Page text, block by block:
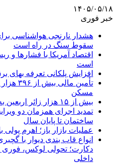
۱۴۰۵/۰۵/۱۸
خبر فوری
سقوط سنگ در راه است
اقتصاد آمریکا با فشارها
است
افزایش پلکانی تعرفه بهای
تأمین
مسکن
بیش از ۱۵ هزار زائر اربعین به البرز بازگشتند
ساختمان تا پایان سال
عملیات بازار باز؛ اهرم
انواع قاب بندی دیوار با
دکارت؛ تحولی لوکس، فوری
داخلی